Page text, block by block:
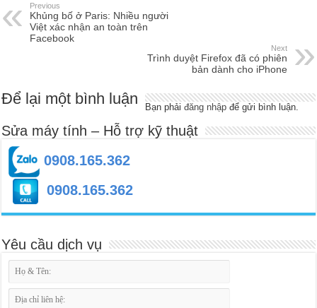
Previous
Khủng bố ở Paris: Nhiều người
Việt xác nhận an toàn trên
Facebook
Next
Trình duyệt Firefox đã có phiên
bản dành cho iPhone
Để lại một bình luận Bạn phảiđăng nhập để gửi bình luận.
Sửa máy tính – Hỗ trợ kỹ thuật
0908.165.362
0908.165.362
Yêu cầu dịch vụ